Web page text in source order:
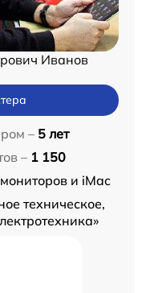
Иванов
– 5 лет
– 1 150
и iMac
техническое,